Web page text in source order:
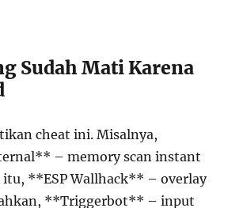
Sudah Mati Karena
cheat ini. Misalnya,
– memory scan instant
itu, **ESP Wallhack** – overlay
**Triggerbot** – input